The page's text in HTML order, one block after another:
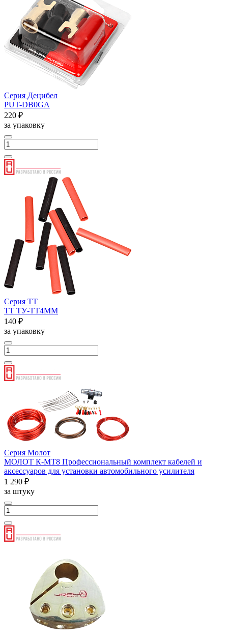
Серия Децибел
PUT-DB0GA
220 ₽
за упаковку
Серия ТТ
ТТ ТУ-ТТ4ММ
140 ₽
за упаковку
Серия Молот
МОЛОТ К-МТ8 Профессиональный комплект кабелей и
аксессуаров для установки автомобильного усилителя
1 290 ₽
за штуку